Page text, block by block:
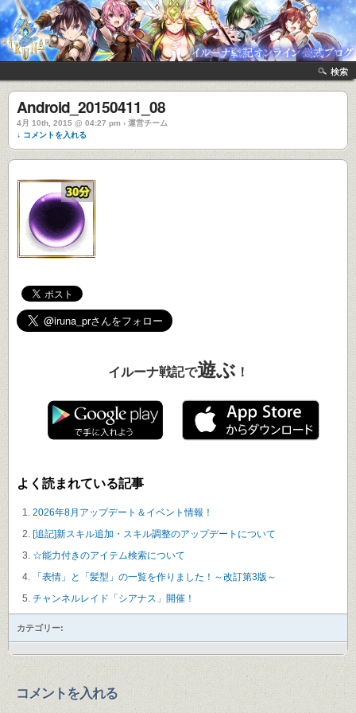
検索
Android_20150411_08
4月 10th, 2015 @ 04:27 pm › 運営チーム
↓ コメントを入れる
イルーナ戦記で遊ぶ ！
よく読まれている記事
2026年8月アップデート＆イベント情報！
[追記]新スキル追加・スキル調整のアップデートについて
☆能力付きのアイテム検索について
「表情」と「髪型」の一覧を作りました！～改訂第3版～
チャンネルレイド「シアナス」開催！
カテゴリー:
コメントを入れる